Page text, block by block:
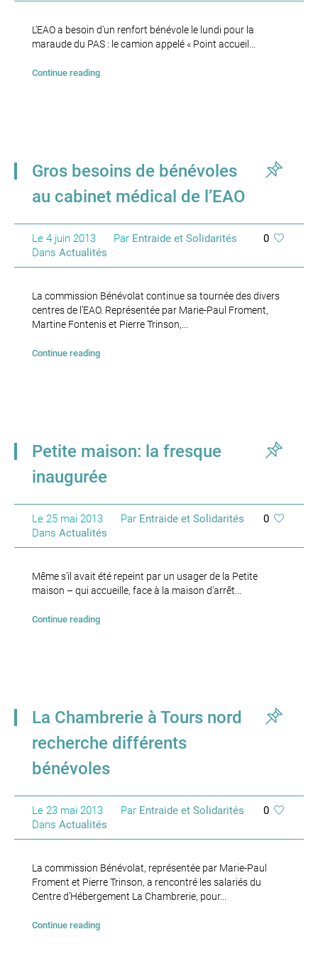
L’EAO a besoin d’un renfort bénévole le lundi pour la
maraude du PAS : le camion appelé « Point accueil...
Continue reading
Gros besoins de bénévoles
au cabinet médical de l’EAO
0
Le 4 juin 2013 Par Entraide et Solidarités
Dans Actualités
La commission Bénévolat continue sa tournée des divers
centres de l’EAO. Représentée par Marie-Paul Froment,
Martine Fontenis et Pierre Trinson,...
Continue reading
Petite maison: la fresque
inaugurée
0
Le 25 mai 2013 Par Entraide et Solidarités
Dans Actualités
Même s’il avait été repeint par un usager de la Petite
maison – qui accueille, face à la maison d’arrêt...
Continue reading
La Chambrerie à Tours nord
recherche différents
bénévoles
0
Le 23 mai 2013 Par Entraide et Solidarités
Dans Actualités
La commission Bénévolat, représentée par Marie-Paul
Froment et Pierre Trinson, a rencontré les salariés du
Centre d’Hébergement La Chambrerie, pour...
Continue reading